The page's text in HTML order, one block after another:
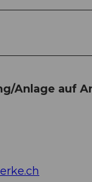
Anlage auf